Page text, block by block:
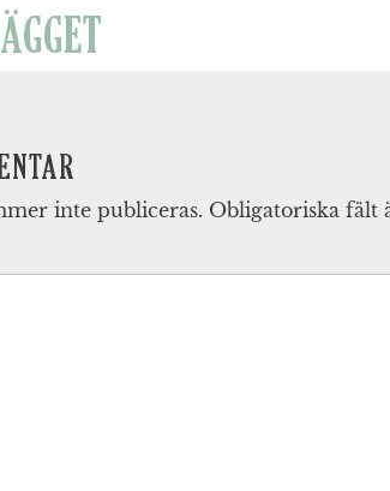
inte publiceras. Obligatoriska fält